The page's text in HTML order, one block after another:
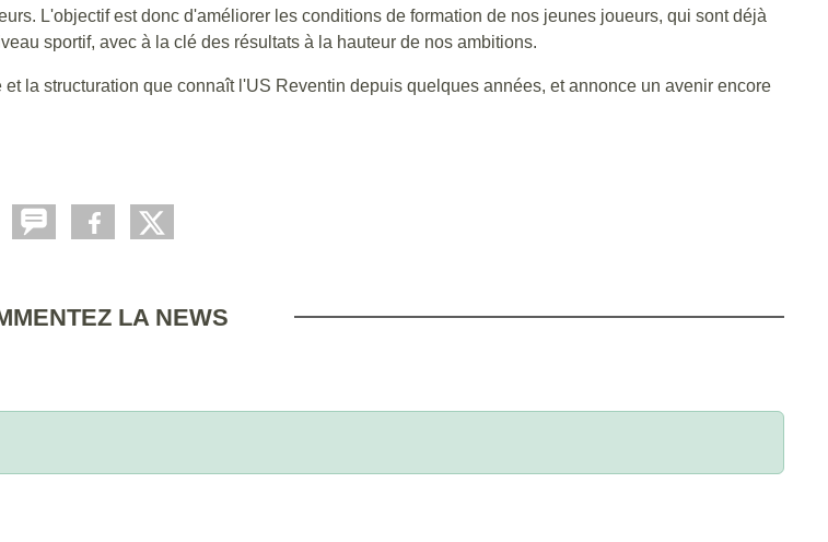
L'objectif est donc d'améliorer les conditions de formation de nos jeunes joueurs, qui sont déjà
sportif, avec à la clé des résultats à la hauteur de nos ambitions.
la structuration que connaît l'US Reventin depuis quelques années, et annonce un avenir encore
LA NEWS